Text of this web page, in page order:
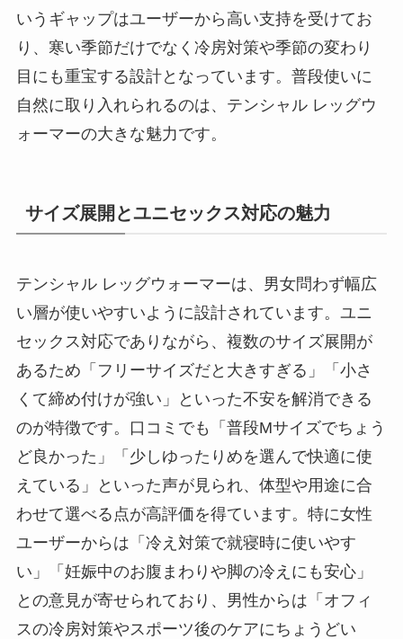
いうギャップはユーザーから高い支持を受けてお
り、寒い季節だけでなく冷房対策や季節の変わり
目にも重宝する設計となっています。普段使いに
自然に取り入れられるのは、テンシャル レッグウ
ォーマーの大きな魅力です。
サイズ展開とユニセックス対応の魅力
テンシャル レッグウォーマーは、男女問わず幅広
い層が使いやすいように設計されています。ユニ
セックス対応でありながら、複数のサイズ展開が
あるため「フリーサイズだと大きすぎる」「小さ
くて締め付けが強い」といった不安を解消できる
のが特徴です。口コミでも「普段Mサイズでちょう
ど良かった」「少しゆったりめを選んで快適に使
えている」といった声が見られ、体型や用途に合
わせて選べる点が高評価を得ています。特に女性
ユーザーからは「冷え対策で就寝時に使いやす
い」「妊娠中のお腹まわりや脚の冷えにも安心」
との意見が寄せられており、男性からは「オフィ
スの冷房対策やスポーツ後のケアにちょうどい